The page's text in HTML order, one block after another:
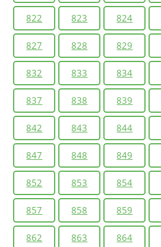
822 823 824
827 828 829
832 833 834
837 838 839
842 843 844
847 848 849
852 853 854
857 858 859
862 863 864